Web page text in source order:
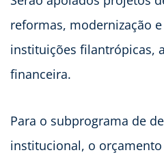
reformas, modernização
instituições filantrópicas,
financeira.
Para o subprograma de
institucional, o orçamento